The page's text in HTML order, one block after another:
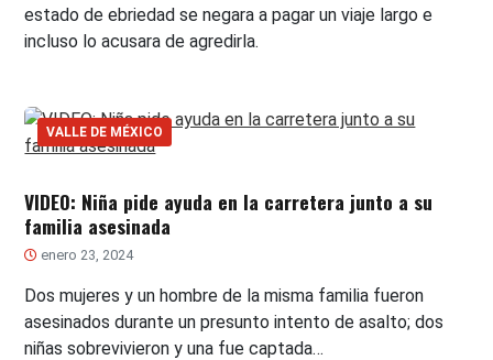
estado de ebriedad se negara a pagar un viaje largo e
incluso lo acusara de agredirla.
VALLE DE MÉXICO
VIDEO: Niña pide ayuda en la carretera junto a su
familia asesinada
enero 23, 2024
Dos mujeres y un hombre de la misma familia fueron
asesinados durante un presunto intento de asalto; dos
niñas sobrevivieron y una fue captada…